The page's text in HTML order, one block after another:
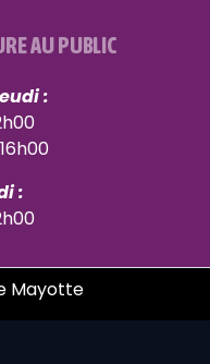
AU PUBLIC
:
:
Mayotte